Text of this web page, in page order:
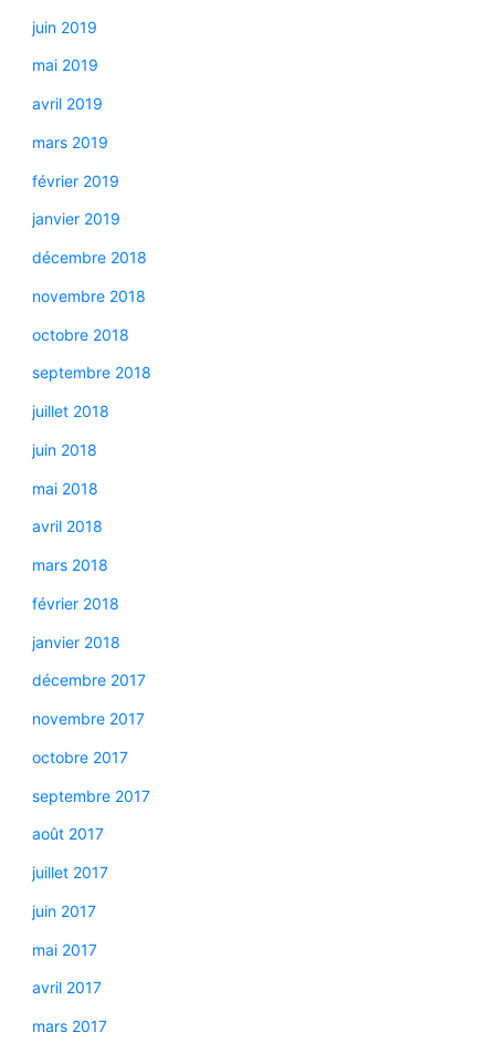
juin 2019
mai 2019
avril 2019
mars 2019
février 2019
janvier 2019
décembre 2018
novembre 2018
octobre 2018
septembre 2018
juillet 2018
juin 2018
mai 2018
avril 2018
mars 2018
février 2018
janvier 2018
décembre 2017
novembre 2017
octobre 2017
septembre 2017
août 2017
juillet 2017
juin 2017
mai 2017
avril 2017
mars 2017